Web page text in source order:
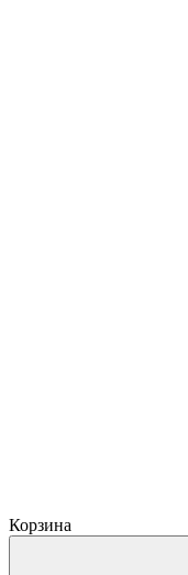
Корзина